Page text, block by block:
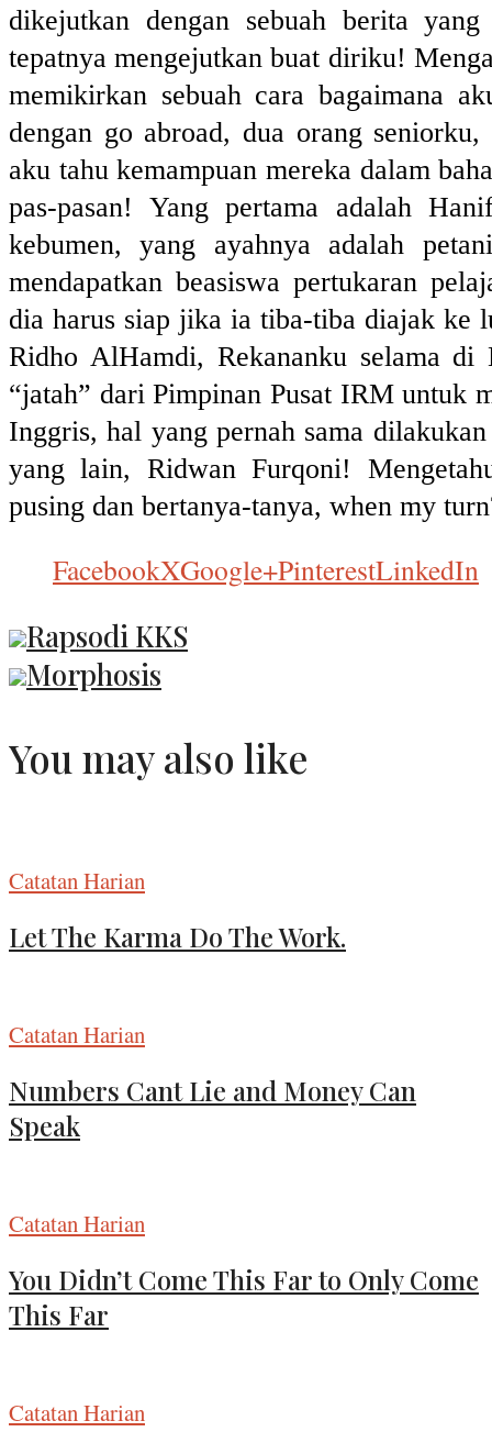
dikejutkan dengan sebuah berita
tepatnya mengejutkan buat diriku!
memikirkan sebuah cara bagaimana
dengan go abroad, dua orang
aku tahu kemampuan mereka dalam
pas-pasan! Yang pertama adalah
kebumen, yang ayahnya adalah
mendapatkan beasiswa pertukaran
dia harus siap jika ia tiba-tiba diajak ke
Ridho AlHamdi, Rekananku selama di
“jatah” dari Pimpinan Pusat IRM untuk
Inggris, hal yang pernah sama
yang lain, Ridwan Furqoni!
pusing dan bertanya-tanya, when my
FacebookXGoogle+PinterestLinkedIn
Rapsodi KKS
Morphosis
You may also like
Catatan Harian
Let The Karma Do The Work.
Catatan Harian
Numbers Cant Lie and Money Can
Speak
Catatan Harian
You Didn’t Come This Far to Only Come
This Far
Catatan Harian